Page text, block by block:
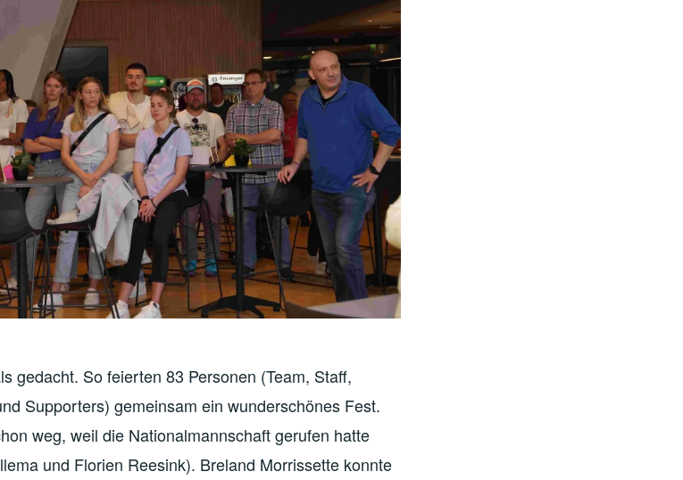
gedacht. So feierten 83 Personen (Team, Staff,
Supporters) gemeinsam ein wunderschönes Fest.
weg, weil die Nationalmannschaft gerufen hatte
und Florien Reesink). Breland Morrissette konnte